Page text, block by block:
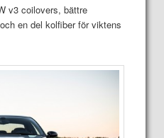
v3 coilovers, bättre
en del kolfiber för viktens